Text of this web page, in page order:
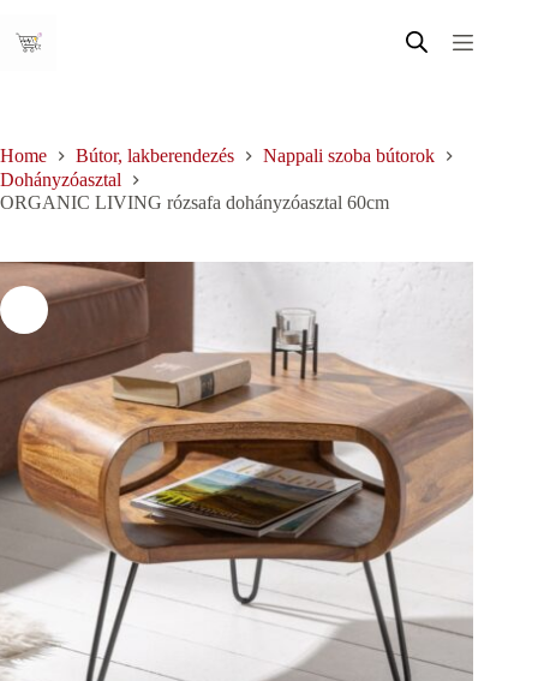
content
Home Bútor, lakberendezés
Nappali szoba bútorok
Dohányzóasztal
ORGANIC LIVING rózsafa dohányzóasztal 60cm